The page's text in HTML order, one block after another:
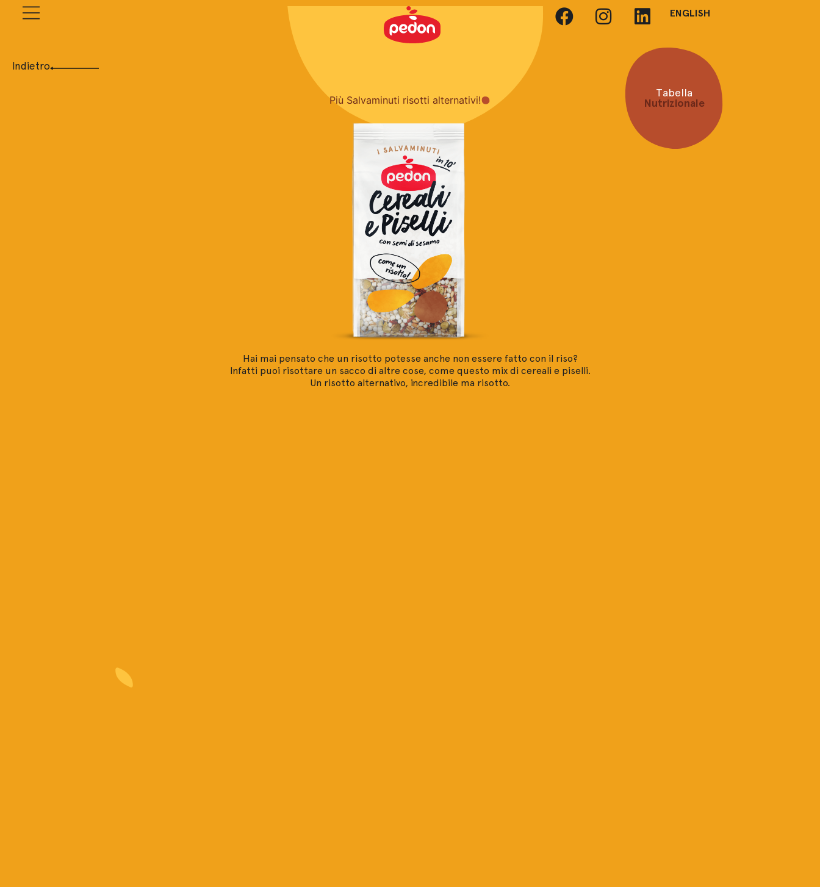
ENGLISH
Indietro
Tabella
Nutrizionale
Più Salvaminuti risotti alternativi!
Hai mai pensato che un risotto potesse anche non essere fatto con il riso?
Infatti puoi risottare un sacco di altre cose, come questo mix di cereali e piselli.
Un risotto alternativo, incredibile ma risotto.